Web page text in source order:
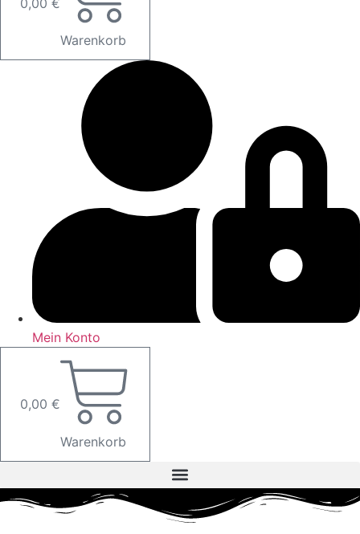
Warenkorb
Mein Konto
0,00 €
Warenkorb